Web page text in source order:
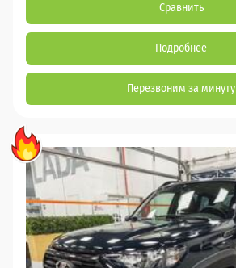
Сравнить
Подробнее
Перезвоним за минуту